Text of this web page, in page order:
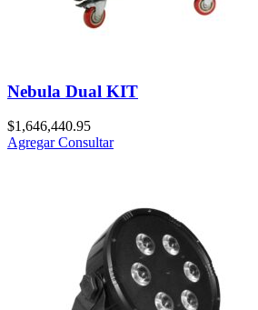
Nebula Dual KIT
$1,646,440.95
AgregarConsultar